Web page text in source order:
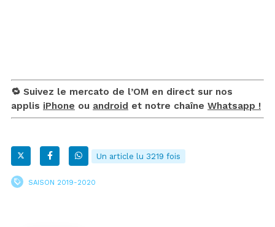
🔁 Suivez le mercato de l’OM en direct sur nos
applis iPhone ou android et notre chaîne Whatsapp !
Un article lu 3219 fois
SAISON 2019-2020